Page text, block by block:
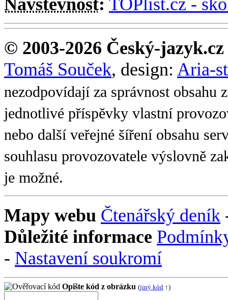
Návštěvnost: TOPlist.cz -
© 2003-2026 Český-jazyk.cz
Tomáš Souček, design: Aria-
nezodpovídají za správnost obsahu
jednotlivé příspěvky vlastní
nebo další veřejné šíření obsahu
souhlasu provozovatele výslovně
je možné.
Mapy webu Čtenářský deník
Důležité informace
- Nastavení soukromí
Opište kód z obrázku (jiný kód ↑)